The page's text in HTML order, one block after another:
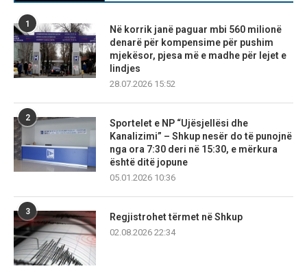
1
Në korrik janë paguar mbi 560 milionë
denarë për kompensime për pushim
mjekësor, pjesa më e madhe për lejet e
lindjes
28.07.2026 15:52
2
Sportelet e NP “Ujësjellësi dhe
Kanalizimi” – Shkup nesër do të punojnë
nga ora 7:30 deri në 15:30, e mërkura
është ditë jopune
05.01.2026 10:36
3
Regjistrohet tërmet në Shkup
02.08.2026 22:34